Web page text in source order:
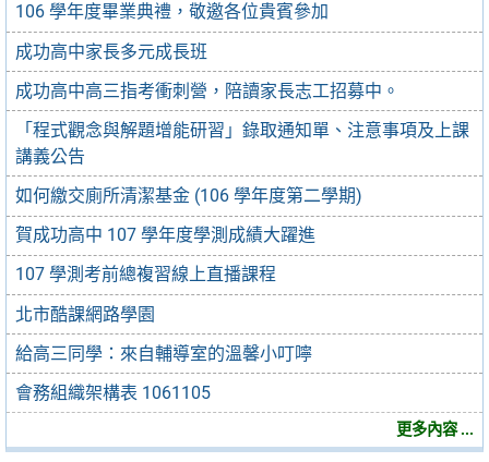
106 學年度畢業典禮，敬邀各位貴賓參加
成功高中家長多元成長班
成功高中高三指考衝刺營，陪讀家長志工招募中。
「程式觀念與解題增能研習」錄取通知單、注意事項及上課
講義公告
如何繳交廁所清潔基金 (106 學年度第二學期)
賀成功高中 107 學年度學測成績大躍進
107 學測考前總複習線上直播課程
北市酷課網路學園
給高三同學：來自輔導室的溫馨小叮嚀
會務組織架構表 1061105
更多內容 ...